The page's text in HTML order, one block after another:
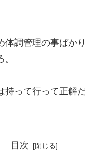
調管理の事ばか
って行って正解
目次